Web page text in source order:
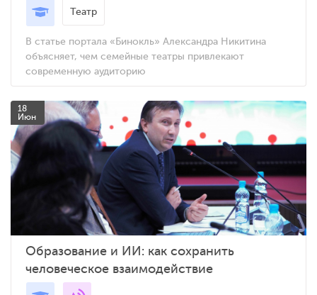
Театр
В статье портала «Бинокль» Александра Никитина
объясняет, чем семейные театры привлекают
современную аудиторию
18
Июн
Образование и ИИ: как сохранить
человеческое взаимодействие